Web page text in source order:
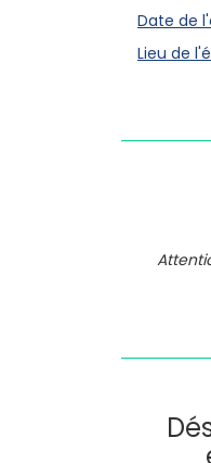
Date de
Lieu de